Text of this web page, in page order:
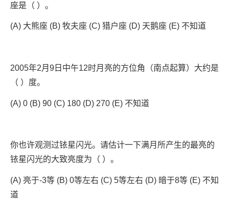
座是（ ）。
(A) 大熊座 (B) 牧夫座 (C) 猎户座 (D) 天鹅座 (E) 不知道
2005年2月9日中午12时月亮的方位角（南点起算）大约是
（ ）度。
(A) 0 (B) 90 (C) 180 (D) 270 (E) 不知道
你也许观测过铱星闪光。请估计一下满月所产生的最亮的
铱星闪光的大致亮度为（ ）。
(A) 亮于-3等 (B) 0等左右 (C) 5等左右 (D) 暗于8等 (E) 不知
道